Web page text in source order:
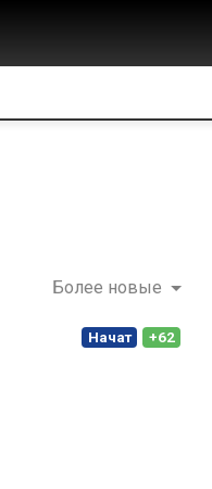
Более новые
+62
Начат